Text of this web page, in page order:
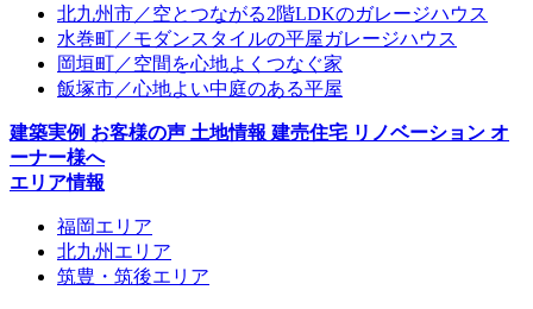
北九州市／空とつながる2階LDKのガレージハウス
水巻町／モダンスタイルの平屋ガレージハウス
岡垣町／空間を心地よくつなぐ家
飯塚市／心地よい中庭のある平屋
建築実例 お客様の声 土地情報 建売住宅 リノベーション オ
ーナー様へ
エリア情報
福岡エリア
北九州エリア
筑豊・筑後エリア